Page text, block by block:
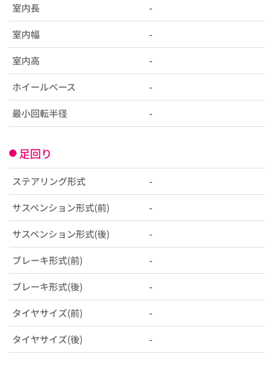
室内長 -
室内幅 -
室内高 -
ホイールベース -
最小回転半径 -
足回り
ステアリング形式 -
サスペンション形式(前) -
サスペンション形式(後) -
ブレーキ形式(前) -
ブレーキ形式(後) -
タイヤサイズ(前) -
タイヤサイズ(後) -